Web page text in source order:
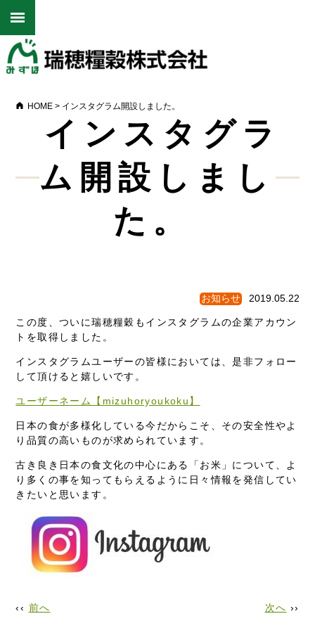
HOME > インスタグラム開設しました。
インスタグラ
ム開設しまし
た。
お知らせ 2019.05.22
この度、ついに瑞穂糧穀もインスタグラムの企業アカウン
トを取得しました。
インスタグラムユーザーの皆様においては、是非フォロー
して頂けると嬉しいです。
ユーザーネーム【mizuhoryoukoku】
日本の食が多様化している今だからこそ、その安全性やよ
り品質の高いものが求められています。
古き良き日本の食文化の中心にある「お米」について、よ
り多くの事を知ってもらえるように日々情報を発信してい
きたいと思います。
‹‹ 前へ 次へ ››